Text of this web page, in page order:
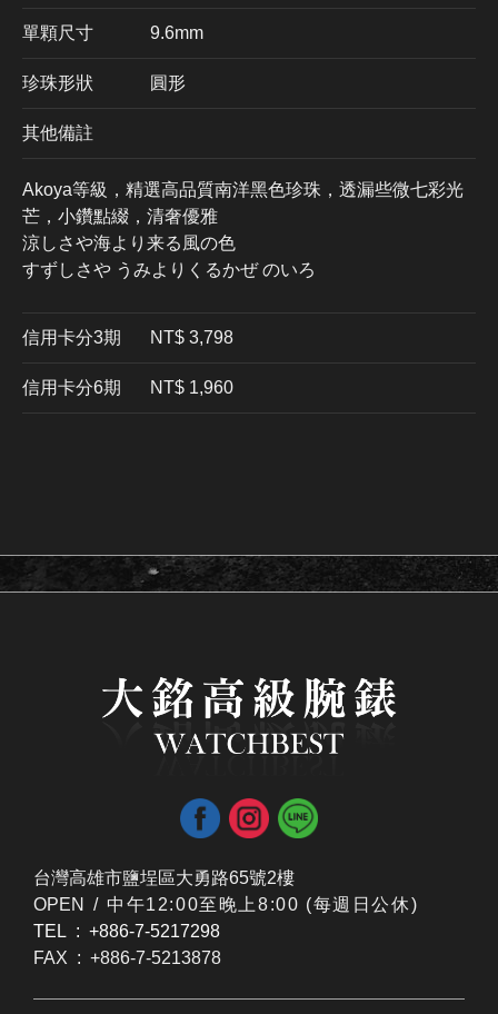
單顆尺寸 9.6mm
珍珠形狀 圓形
其他備註
Akoya等級，精選高品質南洋黑色珍珠，透漏些微七彩光
芒，小鑽點綴，清奢優雅
涼しさや海より来る風の色
すずしさや うみよりくるかぜ のいろ
信用卡分3期 ​NT$ 3,798
信用卡分6期 NT$ 1,960
台灣高雄市鹽埕區大勇路65號2樓
OPEN / ​中午12:00至晚上8:00 (每週日公休)
TEL : +886-7-5217298
FAX : +886-7-5213878